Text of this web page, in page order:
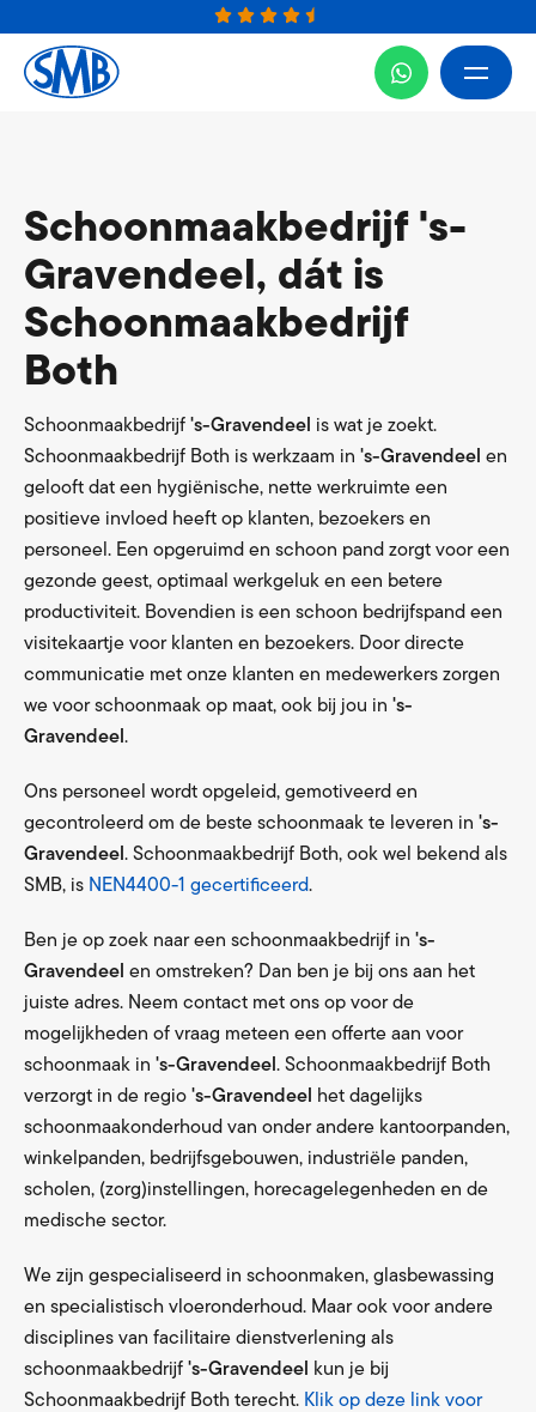
Schoonmaakbedrijf 's-
Gravendeel, dát is
Schoonmaakbedrijf
Both
Schoonmaakbedrijf 's-Gravendeel is wat je zoekt.
Schoonmaakbedrijf Both is werkzaam in 's-Gravendeel en
gelooft dat een hygiënische, nette werkruimte een
positieve invloed heeft op klanten, bezoekers en
personeel. Een opgeruimd en schoon pand zorgt voor een
gezonde geest, optimaal werkgeluk en een betere
productiviteit. Bovendien is een schoon bedrijfspand een
visitekaartje voor klanten en bezoekers. Door directe
communicatie met onze klanten en medewerkers zorgen
we voor schoonmaak op maat, ook bij jou in 's-
Gravendeel .
Ons personeel wordt opgeleid, gemotiveerd en
gecontroleerd om de beste schoonmaak te leveren in 's-
Gravendeel . Schoonmaakbedrijf Both, ook wel bekend als
SMB, is NEN4400-1 gecertificeerd.
Ben je op zoek naar een schoonmaakbedrijf in 's-
Gravendeel en omstreken? Dan ben je bij ons aan het
juiste adres. Neem contact met ons op voor de
mogelijkheden of vraag meteen een offerte aan voor
schoonmaak in 's-Gravendeel . Schoonmaakbedrijf Both
verzorgt in de regio 's-Gravendeel
het dagelijks
schoonmaakonderhoud van onder andere kantoorpanden,
winkelpanden, bedrijfsgebouwen, industriële panden,
scholen, (zorg)instellingen, horecagelegenheden en de
medische sector.
We zijn gespecialiseerd in schoonmaken, glasbewassing
en specialistisch vloeronderhoud. Maar ook voor andere
disciplines van facilitaire dienstverlening als
schoonmaakbedrijf 's-Gravendeel
kun je bij
Schoonmaakbedrijf Both terecht. Klik op deze link voor